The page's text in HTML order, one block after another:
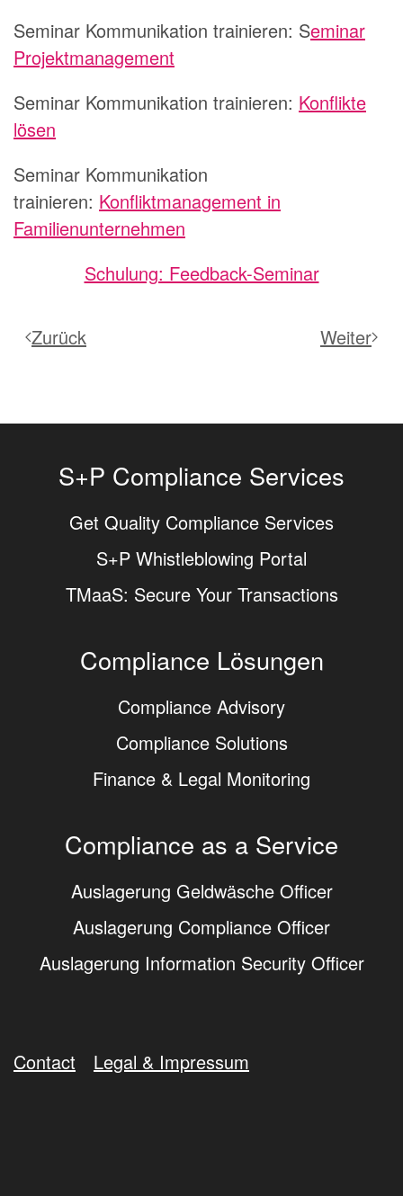
Seminar Kommunikation trainieren: Seminar
Projektmanagement
Seminar Kommunikation trainieren: Konflikte
lösen
Seminar Kommunikation
trainieren: Konfliktmanagement in
Familienunternehmen
Schulung: Feedback-Seminar
Zurück Weiter
S+P Compliance Services
Get Quality Compliance Services
S+P Whistleblowing Portal
TMaaS: Secure Your Transactions
Compliance Lösungen
Compliance Advisory
Compliance Solutions
Finance & Legal Monitoring
Compliance as a Service
Auslagerung Geldwäsche Officer
Auslagerung Compliance Officer
Auslagerung Information Security Officer
Contact Legal & Impressum